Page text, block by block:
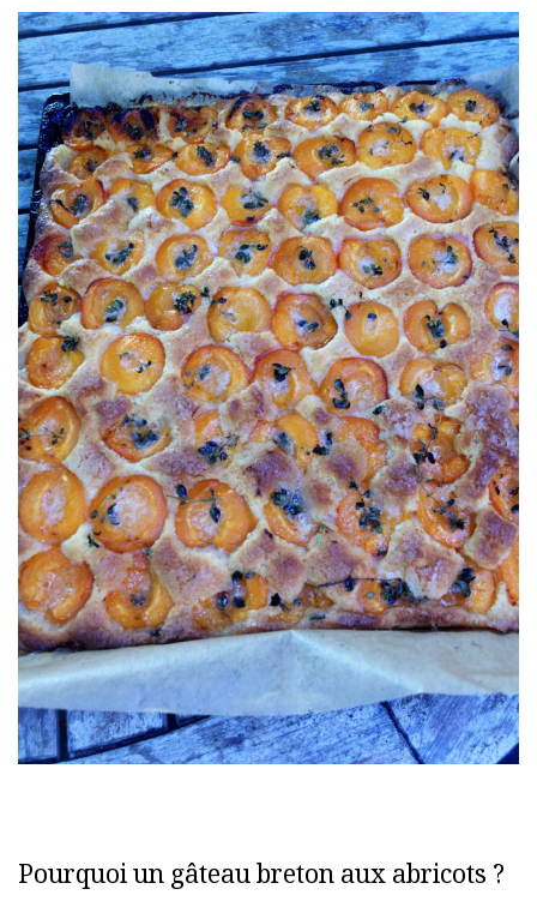
Pourquoi un gâteau breton aux abricots ?